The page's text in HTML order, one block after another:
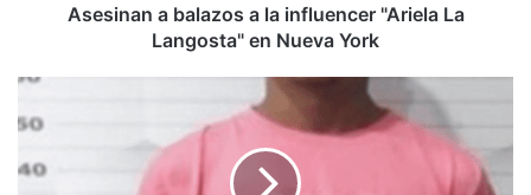
Asesinan a balazos a la influencer "Ariela La
Langosta" en Nueva York
Detenido
en
Zulia
un